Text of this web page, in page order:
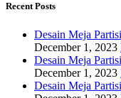
Recent Posts
Desain Meja
December 1, 2023
Desain Meja
December 1, 2023
Desain Meja